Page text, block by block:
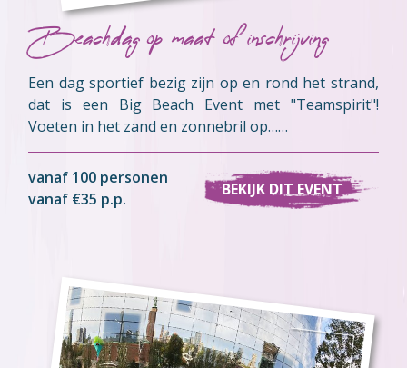
Beachdag op maat of inschrijving
Een dag sportief bezig zijn op en rond het strand,
dat is een Big Beach Event met "Teamspirit"!
Voeten in het zand en zonnebril op……
vanaf 100 personen
vanaf €35 p.p.
BEKIJK DIT EVENT